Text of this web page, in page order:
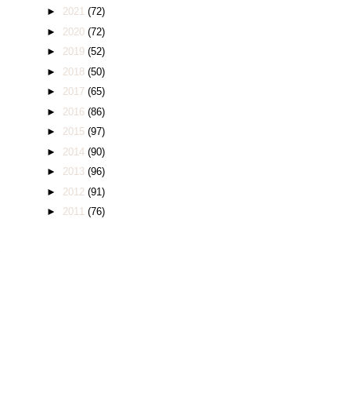
► 2021 (72)
► 2020 (72)
► 2019 (52)
► 2018 (50)
► 2017 (65)
► 2016 (86)
► 2015 (97)
► 2014 (90)
► 2013 (96)
► 2012 (91)
► 2011 (76)